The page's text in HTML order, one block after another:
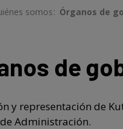
somos >Órganos de
de
y representación de
Administración.